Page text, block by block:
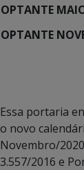
OPTANTE
OPTANTE
Essa portaria
o novo
Novembro/
3.557/2016 e